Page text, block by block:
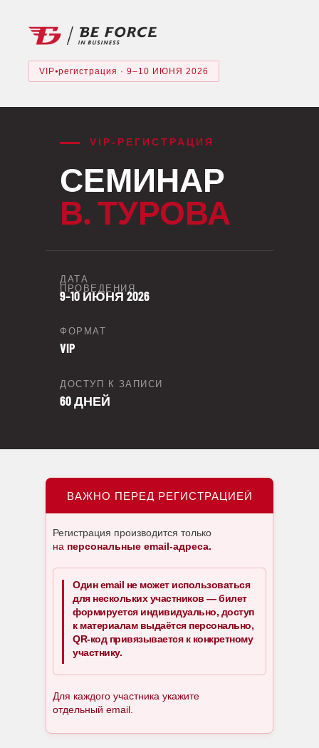
VIP⦁регистрация · 9–10 ИЮНЯ 2026
СЕМИНАР
В. ТУРОВА
VIP-РЕГИСТРАЦИЯ
ДАТА
ПРОВЕДЕНИЯ
9–10 ИЮНЯ 2026
ФОРМАТ
VIP
ДОСТУП К ЗАПИСИ
60 ДНЕЙ
ВАЖНО ПЕРЕД РЕГИСТРАЦИЕЙ
Регистрация производится только
на персональные email-адреса.
Для каждого участника укажите
отдельный email.
Один email не может использоваться
для нескольких участников — билет
формируется индивидуально, доступ
к материалам выдаётся персонально,
QR-код привязывается к конкретному
участнику.